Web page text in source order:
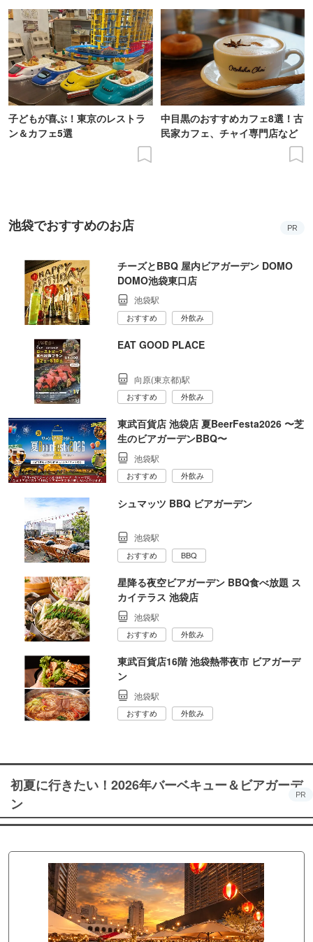
子どもが喜ぶ！東京のレストラ
ン＆カフェ5選
中目黒のおすすめカフェ8選！古
民家カフェ、チャイ専門店など
池袋でおすすめのお店 PR
チーズとBBQ 屋内ビアガーデン DOMO
DOMO池袋東口店
池袋駅
おすすめ 外飲み
EAT GOOD PLACE
向原(東京都)駅
おすすめ 外飲み
東武百貨店 池袋店 夏BeerFesta2026 〜芝
生のビアガーデンBBQ〜
池袋駅
おすすめ 外飲み
シュマッツ BBQ ビアガーデン
池袋駅
おすすめ BBQ
星降る夜空ビアガーデン BBQ食べ放題 ス
カイテラス 池袋店
池袋駅
おすすめ 外飲み
東武百貨店16階 池袋熱帯夜市 ビアガーデ
ン
池袋駅
おすすめ 外飲み
初夏に行きたい！2026年バーベキュー＆ビアガーデ
ン
PR